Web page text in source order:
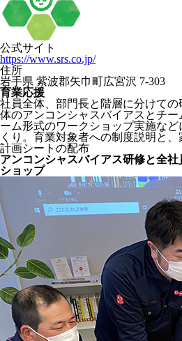
公式サイト
https://www.srs.co.jp/
住所
岩手県 紫波郡矢巾町広宮沢 7-303
育業応援
社員全体、部門長と階層に分けて
体のアンコンシャスバイアスとチ
ーム形式のワークショップ実施な
くり。育業対象者への制度説明と
計画シートの配布
アンコンシャスバイアス研修と全
ショップ